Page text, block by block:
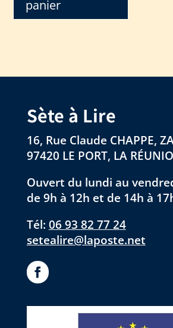
panier
Sète à Lire
16, Rue Claude CHAPPE,
97420 LE PORT, LA
Ouvert du lundi au
de 9h à 12h et de 14h à
Tél: 06 93 82 77 24
setealire@laposte.net